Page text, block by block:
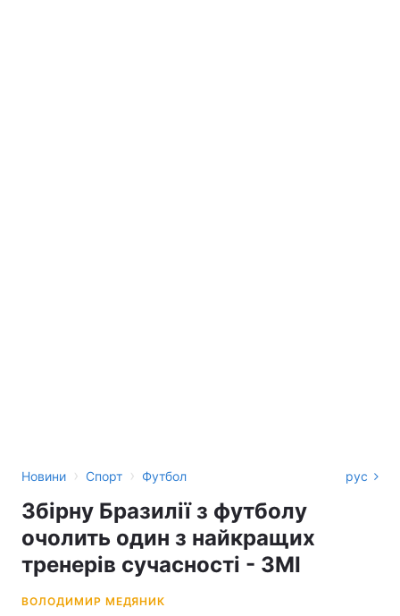
Новини › Спорт › Футбол рус
Збірну Бразилії з футболу
очолить один з найкращих
тренерів сучасності - ЗМІ
ВОЛОДИМИР МЕДЯНИК